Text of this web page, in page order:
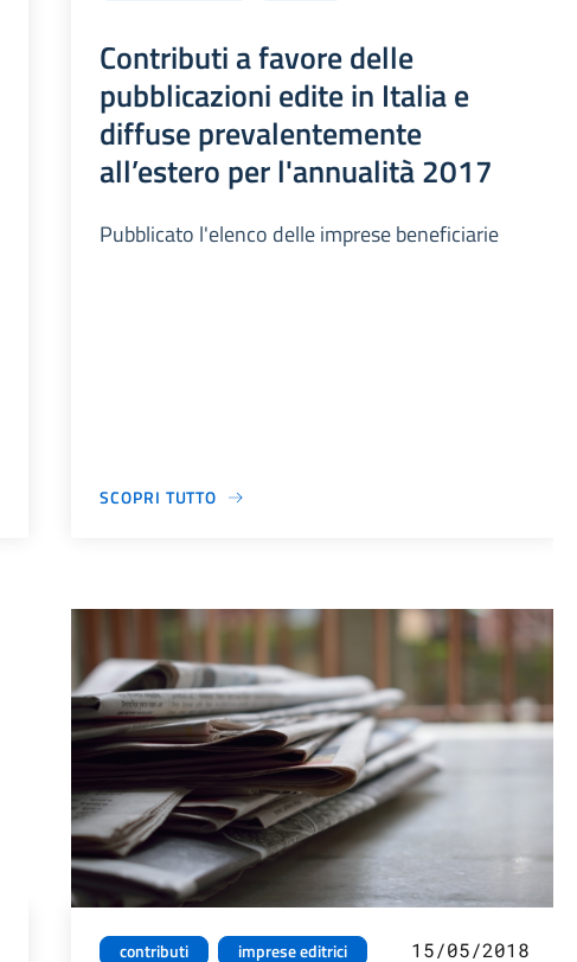
Contributi a favore delle
pubblicazioni edite in Italia e
diffuse prevalentemente
all’estero per l'annualità 2017
Pubblicato l'elenco delle imprese beneficiarie
SCOPRI TUTTO
contributi imprese editrici 15/05/2018